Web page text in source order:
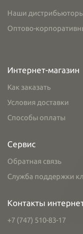
Наши
Оптово-
Интернет-магазин
Как заказать
Условия доставки
Способы оплаты
Сервис
Обратная связь
Служба поддержки
Контакты
+7 (747) 510-83-17